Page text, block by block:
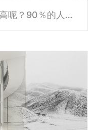
什么样的家用电梯安全性高呢？90％的人都不知道